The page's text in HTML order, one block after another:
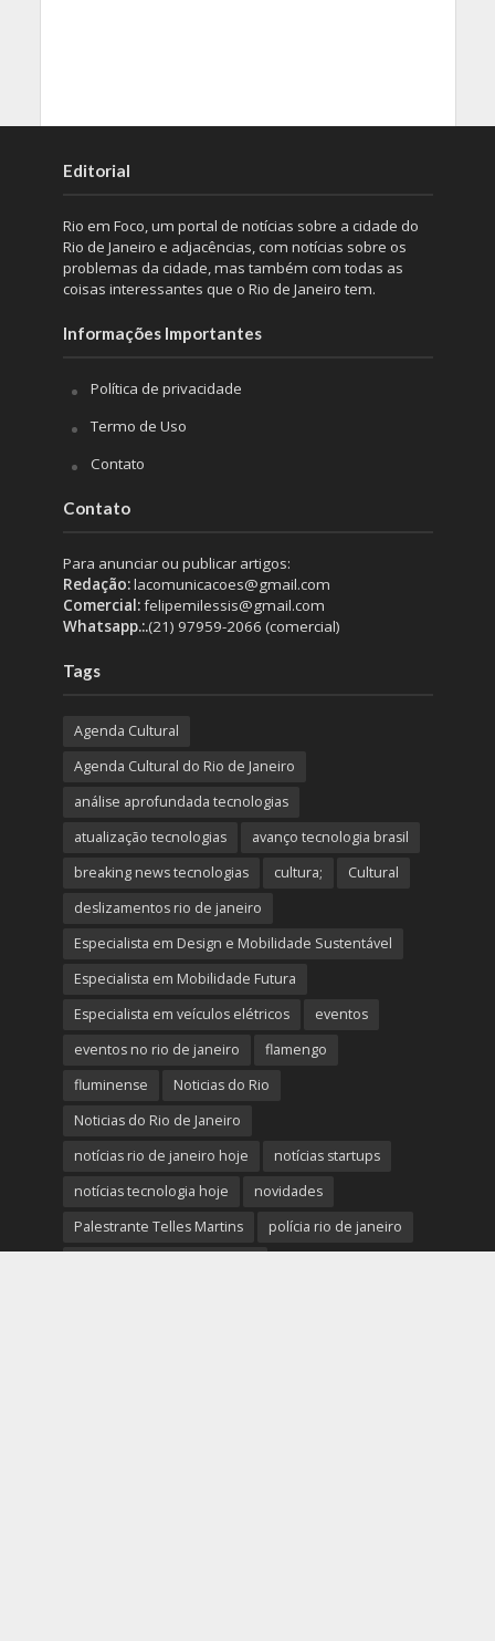
Editorial
Rio em Foco, um portal de notícias sobre a cidade do
Rio de Janeiro e adjacências, com notícias sobre os
problemas da cidade, mas também com todas as
coisas interessantes que o Rio de Janeiro tem.
Informações Importantes
Política de privacidade
Termo de Uso
Contato
Contato
Para anunciar ou publicar artigos:
Redação:lacomunicacoes@gmail.com
Comercial:felipemilessis@gmail.com
Whatsapp.:.(21) 97959-2066 (comercial)
Tags
Agenda Cultural
Agenda Cultural do Rio de Janeiro
análise aprofundada tecnologias
atualização tecnologias
avanço tecnologia brasil
breaking news tecnologias
cultura;
Cultural
deslizamentos rio de janeiro
Especialista em Design e Mobilidade Sustentável
Especialista em Mobilidade Futura
Especialista em veículos elétricos
eventos
eventos no rio de janeiro
flamengo
fluminense
Noticias do Rio
Noticias do Rio de Janeiro
notícias rio de janeiro hoje
notícias startups
notícias tecnologia hoje
novidades
Palestrante Telles Martins
polícia rio de janeiro